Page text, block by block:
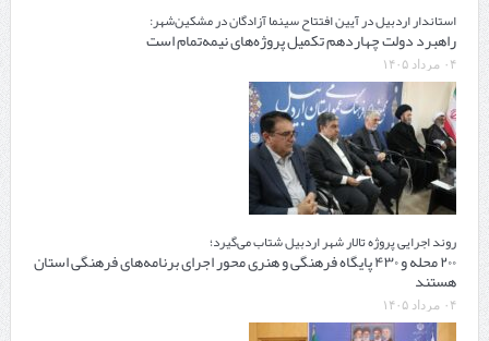
استاندار اردبیل در آیین افتتاح سینما آزادگان در مشکین‌شهر:
راهبرد دولت چهاردهم تکمیل پروژه‌های نیمه‌تمام است
۰۴ مرداد ۱۴۰۵
روند اجرایی پروژه تالار شهر اردبیل شتاب می‌گیرد؛
۲۰۰ محله و ۴۳۰ پایگاه فرهنگی و هنری محور اجرای برنامه‌های فرهنگی استان
هستند
۰۴ مرداد ۱۴۰۵